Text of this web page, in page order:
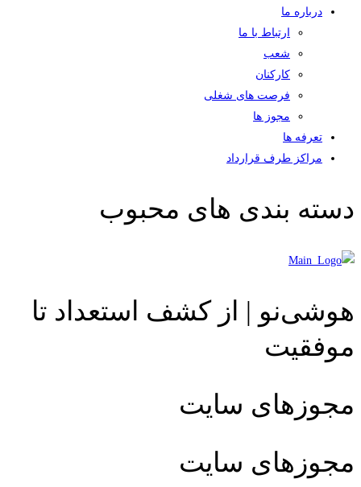
درباره ما
ارتباط با ما
شعب
کارکنان
فرصت های شغلی
مجوز ها
تعرفه ها
مراکز طرف قرارداد
دسته بندی های محبوب
هوشی‌نو | از کشف استعداد تا
موفقیت
مجوزهای سایت
مجوزهای سایت